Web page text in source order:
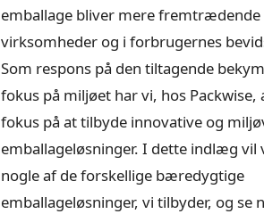
emballage bliver mere fremtrædende
virksomheder og i forbrugernes
Som respons på den tiltagende
fokus på miljøet har vi, hos Packwise,
fokus på at tilbyde innovative og
emballageløsninger. I dette indlæg vil
nogle af de forskellige bæredygtige
emballageløsninger, vi tilbyder, og se